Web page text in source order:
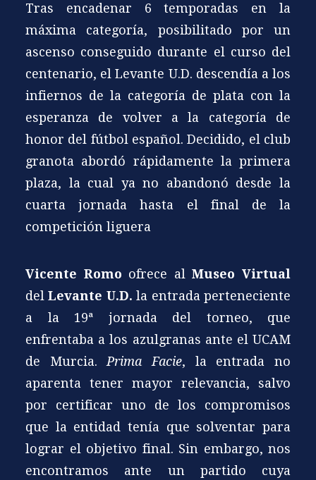
Tras encadenar 6 temporadas en la
máxima categoría, posibilitado por un
ascenso conseguido durante el curso del
centenario, el Levante U.D. descendía a los
infiernos de la categoría de plata con la
esperanza de volver a la categoría de
honor del fútbol español. Decidido, el club
granota abordó rápidamente la primera
plaza, la cual ya no abandonó desde la
cuarta jornada hasta el final de la
competición liguera
Vicente Romo ofrece alMuseo Virtual
delLevante U.D. la entrada perteneciente
a la 19ª jornada del torneo, que
enfrentaba a los azulgranas ante el UCAM
de Murcia. Prima Facie, la entrada no
aparenta tener mayor relevancia, salvo
por certificar uno de los compromisos
que la entidad tenía que solventar para
lograr el objetivo final. Sin embargo, nos
encontramos ante un partido cuya